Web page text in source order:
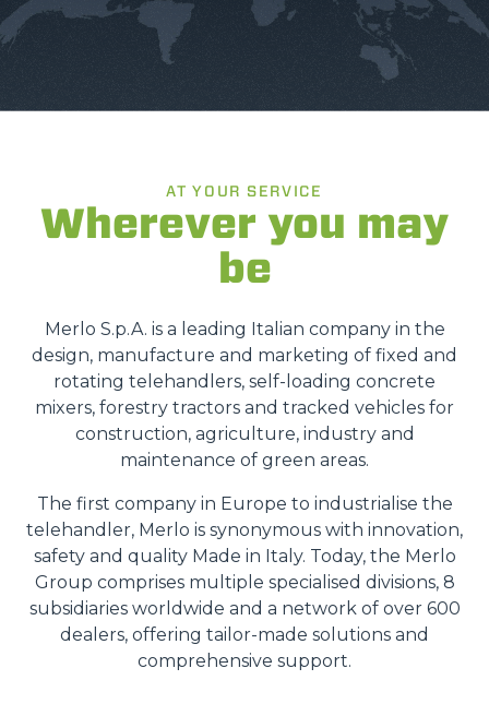
AT YOUR SERVICE
Wherever you may
be
Merlo S.p.A. is a leading Italian company in the
design, manufacture and marketing of fixed and
rotating telehandlers, self-loading concrete
mixers, forestry tractors and tracked vehicles for
construction, agriculture, industry and
maintenance of green areas.
The first company in Europe to industrialise the
telehandler, Merlo is synonymous with innovation,
safety and quality Made in Italy. Today, the Merlo
Group comprises multiple specialised divisions, 8
subsidiaries worldwide and a network of over 600
dealers, offering tailor-made solutions and
comprehensive support.